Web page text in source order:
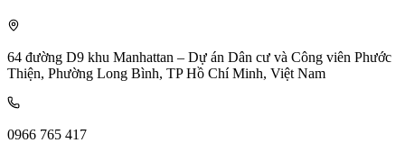
64 đường D9 khu Manhattan – Dự án Dân cư và Công viên Phước
Thiện, Phường Long Bình, TP Hồ Chí Minh, Việt Nam
0966 765 417